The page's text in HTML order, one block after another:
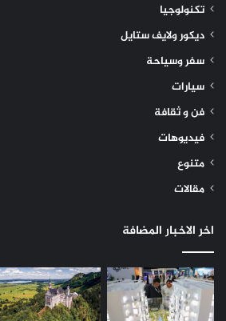
تكنولوجيا
ديكور ولايف ستايل
سفر وسياحة
سيارات
فن و ثقافة
فيديوهات
متنوع
مقالات
اخر الاخبار المضافة